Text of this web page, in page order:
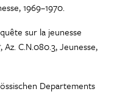
1969–1970.
sur la jeunesse
Az. C.N.080.3, Jeunesse,
Departements